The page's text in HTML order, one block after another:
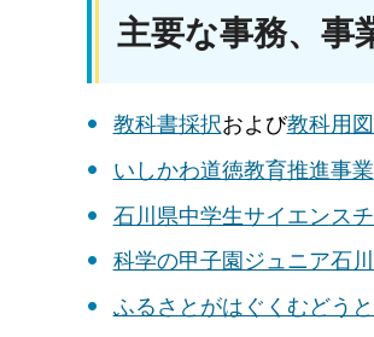
主要な事務、事
教科書採択および教科用
いしかわ道徳教育推進事業
石川県中学生サイエンス
科学の甲子園ジュニア石
ふるさとがはぐくむどう